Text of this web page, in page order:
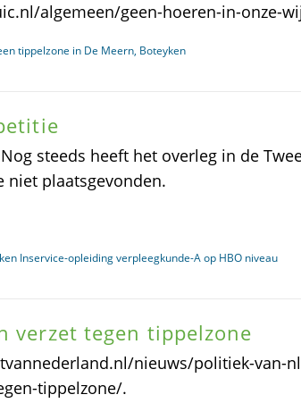
algemeen/geen-hoeren-in-onze-
tippelzone in De Meern, Boteyken
steeds heeft het overleg in de
niet plaatsgevonden.
Inservice-opleiding verpleegkunde-A op HBO niveau
verzet tegen tippelzone
nieuws/politiek-van-
tippelzone/.